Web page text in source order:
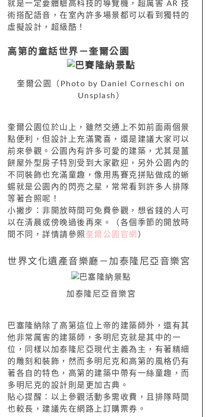
就是一定要體驗高科技的導覽機，超厲害 AR 技
術搭配語音，在室內許多場景都可以看到獨特的
虛擬設計，超級酷！
高第的童話世界－奎爾公 園
奎爾公園（Photo by Daniel Corneschi on
Unsplash）
奎爾公園位於山上，雖然交通上不如前面兩個景
點便利，但設計上充滿驚喜，還是建議大家可以
前來參觀 。公園內有許多可愛的建築，尤其是薑
餅屋外型房子特別受到大家歡迎，另外公園內的
不同裝飾也充滿童趣，像用馬賽克拼貼做成的蜥
蜴就是公園內的閃亮之星，常常看到許多人排隊
等著合照呢！
小撇步：非開放時間可免費參觀，想省錢的人可
以在清晨或傍晚過後再來。（各個季節的開放時
間不同，詳情請參照 奎爾公園官網 ）
世界文化遺產音樂廳－加泰隆尼亞音樂宮
加泰隆尼亞音樂宮
巴塞隆納除了高第這位上帝的建築師外，還有其
他非常厲害的建築師，多明尼克就是其中的一
位，同樣以加泰隆尼亞現代主義為主，有著精細
的雕刻和裝飾，然而多明尼克和高第的風格仍有
著各自的特色，高第的建築中帶有一絲童趣，而
多明尼克的設計則是更加古典。
貼心提醒：以上參觀活動多需收費，且排隊時間
也較長，建議先在網路上訂購票券。